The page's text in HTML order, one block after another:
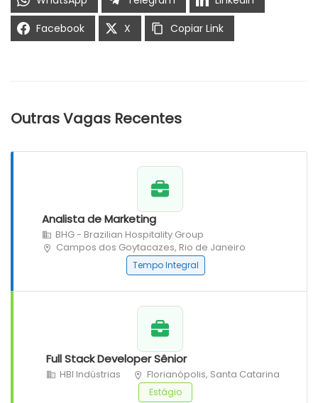
Facebook
X Copiar Link
Outras Vagas Recentes
Analista de Marketing
BHG - Brazilian Hospitality Group
Campos dos Goytacazes, Rio de Janeiro
Tempo Integral
Full Stack Developer Sênior
HBI Indústrias Florianópolis, Santa Catarina
Estágio